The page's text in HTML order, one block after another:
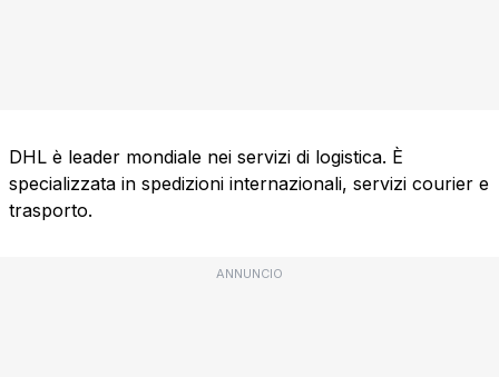
DHL è leader mondiale nei servizi di logistica. È
specializzata in spedizioni internazionali, servizi courier e
trasporto.
ANNUNCIO